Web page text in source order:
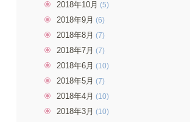
2018年10月 (5)
2018年9月 (6)
2018年8月 (7)
2018年7月 (7)
2018年6月 (10)
2018年5月 (7)
2018年4月 (10)
2018年3月 (10)